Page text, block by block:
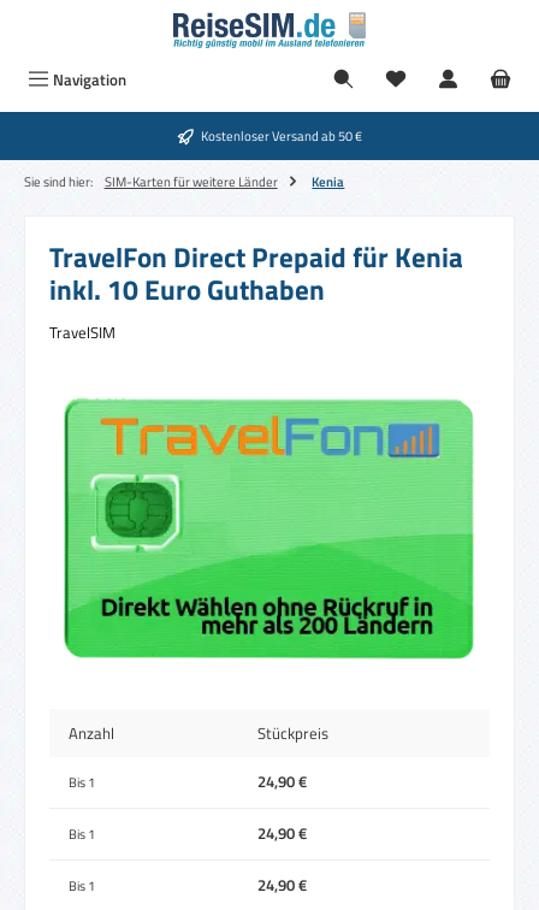
Zum Hauptinhalt springen
Navigation
Kostenloser Versand ab 50 €
Sie sind hier: SIM-Karten für weitere Länder Kenia
TravelFon Direct Prepaid für Kenia
inkl. 10 Euro Guthaben
TravelSIM
Bildergalerie überspringen
Anzahl Stückpreis
Bis1 24,90 €
Bis1 24,90 €
Bis1 24,90 €